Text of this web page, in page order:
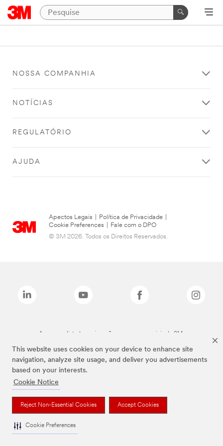
This website uses cookies on your device to enhance site
navigation, analyze site usage, and deliver you advertisements
based on your interests.
Cookie Notice
Reject Non-Essential Cookies Accept Cookies
Cookie Preferences
NOSSA COMPANHIA
NOTÍCIAS
REGULATÓRIO
AJUDA
Apectos Legais Política de Privacidade
Cookie Preferences
Fale com o DPO
© 3M 2026. Todos os Direitos Reservados.
As marcas listadas a cima são marcas comerciais da 3M.